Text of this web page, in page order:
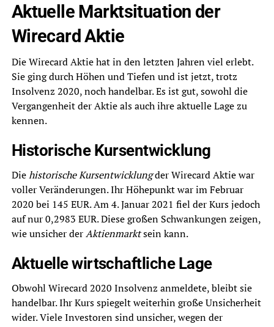
Aktuelle Marktsituation der
Wirecard Aktie
Die Wirecard Aktie hat in den letzten Jahren viel erlebt.
Sie ging durch Höhen und Tiefen und ist jetzt, trotz
Insolvenz 2020, noch handelbar. Es ist gut, sowohl die
Vergangenheit der Aktie als auch ihre aktuelle Lage zu
kennen.
Historische Kursentwicklung
Diehistorische Kursentwicklungder Wirecard Aktie war
voller Veränderungen. Ihr Höhepunkt war im Februar
2020 bei 145 EUR. Am 4. Januar 2021 fiel der Kurs jedoch
auf nur 0,2983 EUR. Diese großen Schwankungen zeigen,
wie unsicher derAktienmarktsein kann.
Aktuelle wirtschaftliche Lage
Obwohl Wirecard 2020 Insolvenz anmeldete, bleibt sie
handelbar. Ihr Kurs spiegelt weiterhin große Unsicherheit
wider. Viele Investoren sind unsicher, wegen der